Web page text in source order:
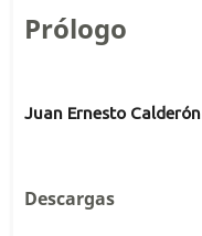
Prólogo
Juan Ernesto Calderón
Descargas